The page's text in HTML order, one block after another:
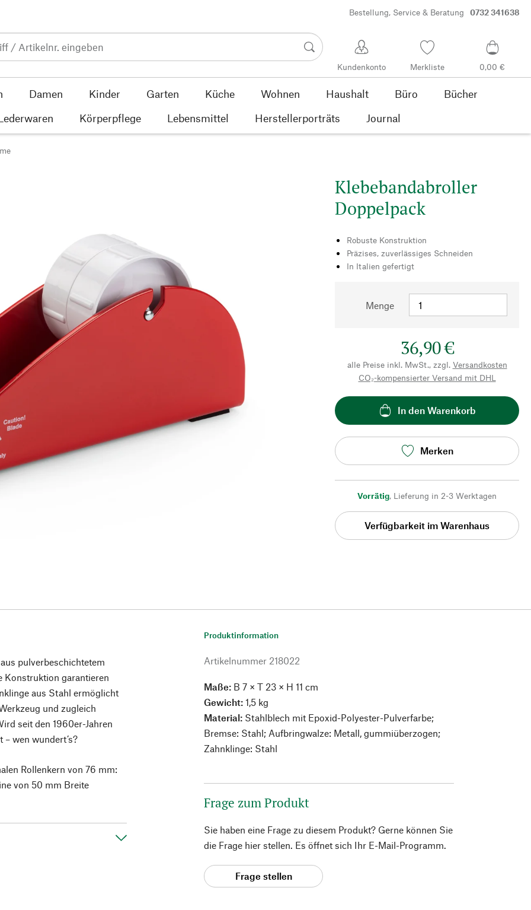
Bestellung, Service & Beratung 0732 341638
Kundenkonto Merkliste 0,00 €
Damen Kinder Garten Küche Wohnen Haushalt Büro
Bücher
Körperpflege Lebensmittel Herstellerporträts Journal
Klebebandabroller
Doppelpack
Robuste Konstruktion
Präzises, zuverlässiges Schneiden
In Italien gefertigt
Menge
36,90 €
alle Preise inkl. MwSt., zzgl. Versandkosten
CO₂-kompensierter Versand mit DHL
In den Warenkorb
Merken
Vorrätig, Lieferung in 2-3 Werktagen
Verfügbarkeit im Warenhaus
pulverbeschichtetem
Konstruktion garantieren
aus Stahl ermöglicht
und zugleich
seit den 1960er-Jahren
wen wundert’s?
Rollenkern von 76 mm:
von 50 mm Breite
Produktinformation
Artikelnummer 218022
Maße: B 7 × T 23 × H 11 cm
Gewicht:1,5 kg
Material: Stahlblech mit Epoxid-Polyester-Pulverfarbe;
Bremse: Stahl; Aufbringwalze: Metall, gummiüberzogen;
Zahnklinge: Stahl
Frage zum Produkt
Sie haben eine Frage zu diesem Produkt? Gerne können Sie
die Frage hier stellen. Es öffnet sich Ihr E-Mail-Programm.
Frage stellen